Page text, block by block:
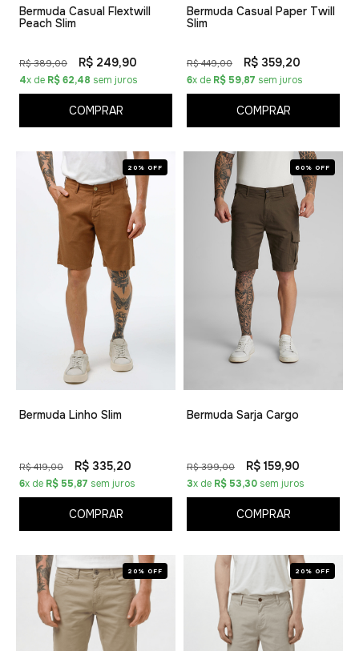
Bermuda Casual Flextwill
Peach Slim
R$ 389,00 R$ 249,90
4x de R$ 62,48 sem juros
COMPRAR
Bermuda Casual Paper Twill
Slim
R$ 449,00 R$ 359,20
6x de R$ 59,87 sem juros
COMPRAR
20% OFF
Bermuda Linho Slim
R$ 419,00 R$ 335,20
6x de R$ 55,87 sem juros
COMPRAR
60% OFF
Bermuda Sarja Cargo
R$ 399,00 R$ 159,90
3x de R$ 53,30 sem juros
COMPRAR
20% OFF 20% OFF